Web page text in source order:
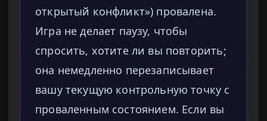
открытый конфликт») провалена.
Игра не делает паузу, чтобы
спросить, хотите ли вы повторить;
она немедленно перезаписывает
вашу текущую контрольную точку с
проваленным состоянием. Если вы